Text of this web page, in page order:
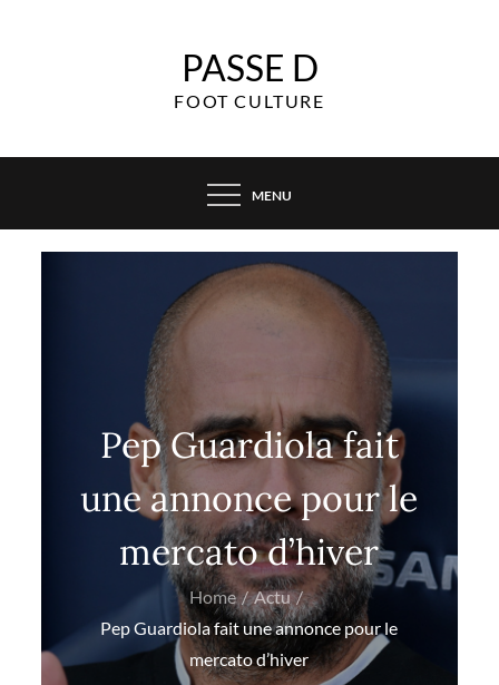
PASSE D
FOOT CULTURE
MENU
Pep Guardiola fait
une annonce pour le
mercato d’hiver
Home
Actu
Pep Guardiola fait une annonce pour le
mercato d’hiver